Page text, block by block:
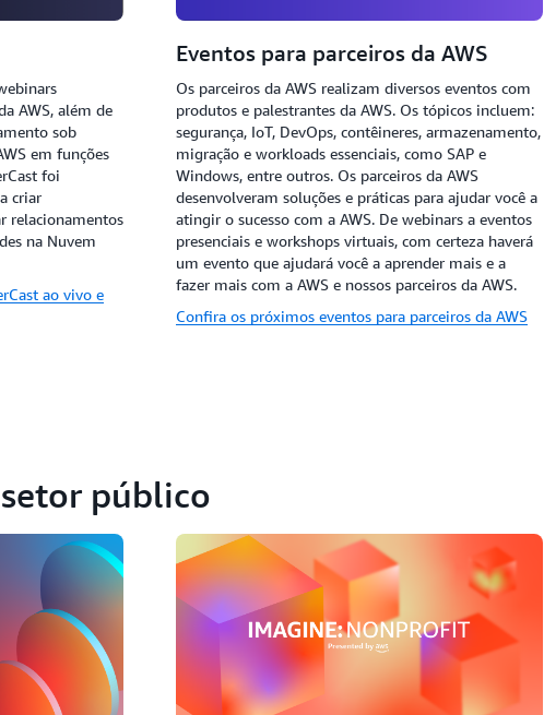
AWS, além de
sob
em funções
foi
criar
relacionamentos
na Nuvem
ao vivo e
Eventos para parceiros da AWS
Os parceiros da AWS realizam diversos eventos com
produtos e palestrantes da AWS. Os tópicos incluem:
segurança, IoT, DevOps, contêineres, armazenamento,
migração e workloads essenciais, como SAP e
Windows, entre outros. Os parceiros da AWS
desenvolveram soluções e práticas para ajudar você a
atingir o sucesso com a AWS. De webinars a eventos
presenciais e workshops virtuais, com certeza haverá
um evento que ajudará você a aprender mais e a
fazer mais com a AWS e nossos parceiros da AWS.
Confira os próximos eventos para parceiros da AWS
público